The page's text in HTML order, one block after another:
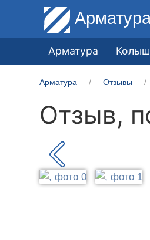
Арматура
Арматура Отзывы
Отзыв,